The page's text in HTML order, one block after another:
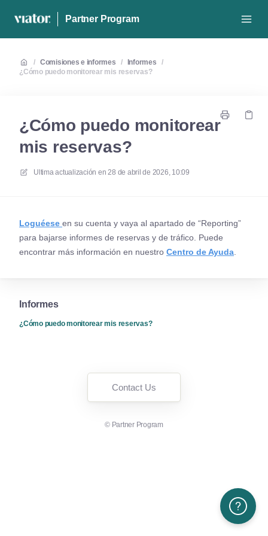
Partner Program
/ Comisiones e informes / Informes
/
¿Cómo puedo monitorear mis reservas?
¿Cómo puedo monitorear
mis reservas?
Ultima actualización en 28 de abril de 2026, 10:09
Loguéese en su cuenta y vaya al apartado de “Reporting”
para bajarse informes de reservas y de tráfico. Puede
encontrar más información en nuestro Centro de Ayuda
Informes
¿Cómo puedo monitorear mis reservas?
Contact Us
© Partner Program
Need More